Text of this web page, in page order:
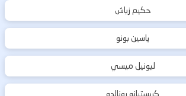
حكيم زياش
ياسين بونو
ليونيل ميسي